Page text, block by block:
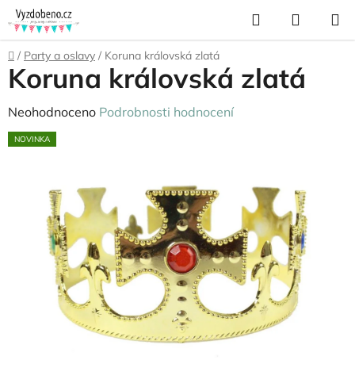
Přejít
na
obsah
Hledat
KOŠÍK
Domů
/ Party a oslavy / Koruna královská zlatá
Koruna královská zlatá
Průměrné
hodnocení
hvězdiček.
Neohodnoceno Podrobnosti hodnocení
NOVINKA